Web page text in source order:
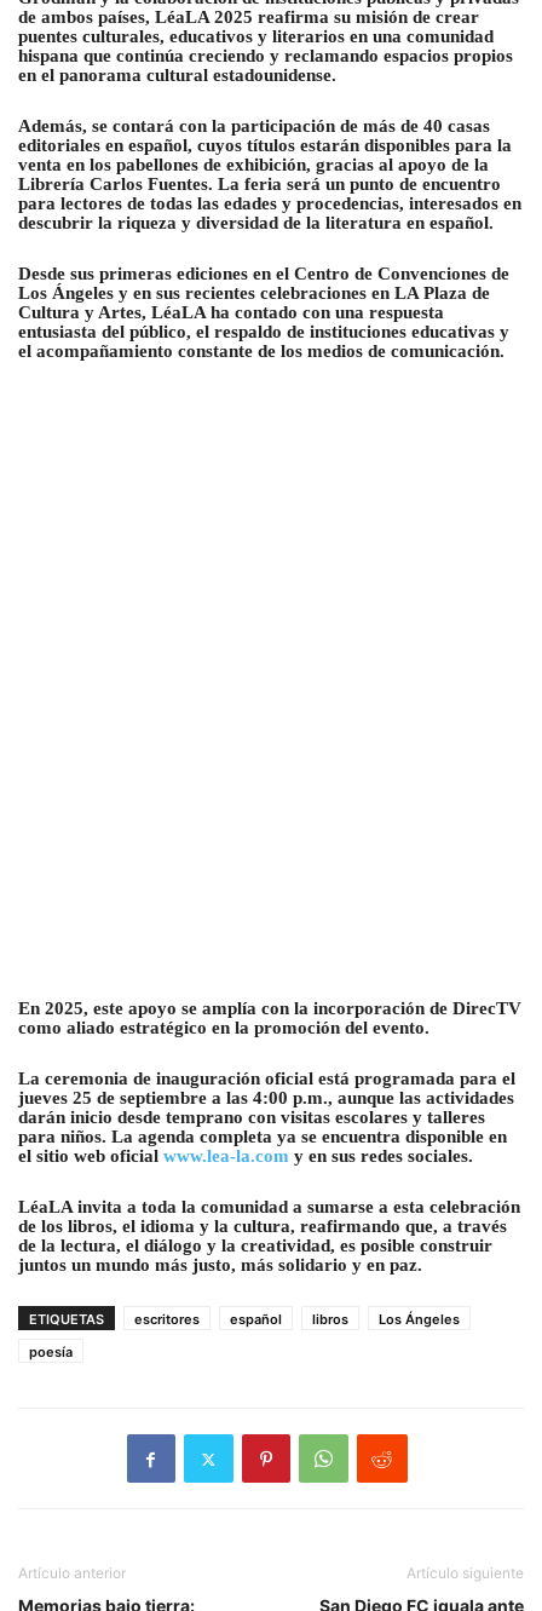
de ambos países, LéaLA 2025 reafirma su misión de crear
puentes culturales, educativos y literarios en una comunidad
hispana que continúa creciendo y reclamando espacios propios
en el panorama cultural estadounidense.
Además, se contará con la participación de más de 40 casas
editoriales en español, cuyos títulos estarán disponibles para la
venta en los pabellones de exhibición, gracias al apoyo de la
Librería Carlos Fuentes. La feria será un punto de encuentro
para lectores de todas las edades y procedencias, interesados en
descubrir la riqueza y diversidad de la literatura en español.
Desde sus primeras ediciones en el Centro de Convenciones de
Los Ángeles y en sus recientes celebraciones en LA Plaza de
Cultura y Artes, LéaLA ha contado con una respuesta
entusiasta del público, el respaldo de instituciones educativas y
el acompañamiento constante de los medios de comunicación.
En 2025, este apoyo se amplía con la incorporación de DirecTV
como aliado estratégico en la promoción del evento.
La ceremonia de inauguración oficial está programada para el
jueves 25 de septiembre a las 4:00 p.m., aunque las actividades
darán inicio desde temprano con visitas escolares y talleres
para niños. La agenda completa ya se encuentra disponible en
el sitio web oficial www.lea-la.com y en sus redes sociales.
LéaLA invita a toda la comunidad a sumarse a esta celebración
de los libros, el idioma y la cultura, reafirmando que, a través
de la lectura, el diálogo y la creatividad, es posible construir
juntos un mundo más justo, más solidario y en paz.
ETIQUETAS escritores español libros
Los Ángeles
poesía
Artículo anterior
Memorias bajo tierra:
Artículo siguiente
San Diego FC iguala ante